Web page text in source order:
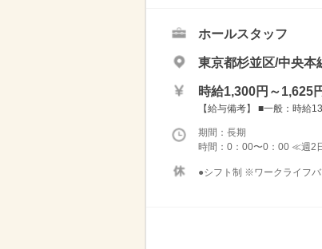
ホールスタッフ
東京都杉並区/中央本
時給1,300円～1,625
【給与備考】 ■一般：時給
期間：長期
時間：0：00〜0：00 ≪週2
●シフト制 ※ワークライフ